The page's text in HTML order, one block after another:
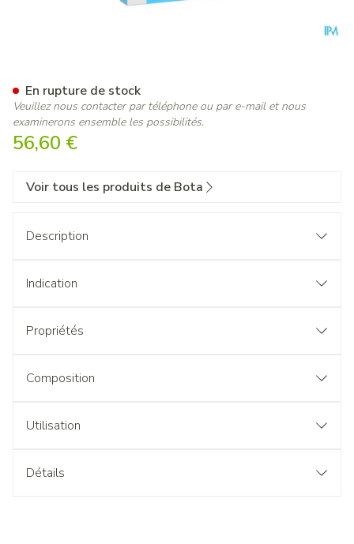
56,60 €
En rupture de stock
Veuillez nous contacter par téléphone ou par e-mail et nous
examinerons ensemble les possibilités.
Voir tous les produits de Bota
Description
Indication
Propriétés
Composition
Utilisation
Détails